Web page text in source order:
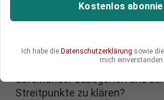
Die Gespräche zwischen
Moskau rücken die Suche
Mittelpunkt der
wie weit sind beide Seiten
aufeinander zuzugehen und
Streitpunkte zu klären?
Kostenlos
Ich habe die Datenschutzerklärung sowie die
mich einverstanden.